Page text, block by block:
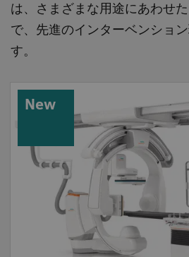
は、さまざまな用途にあわせ
で、先進のインターベンショ
す。
New